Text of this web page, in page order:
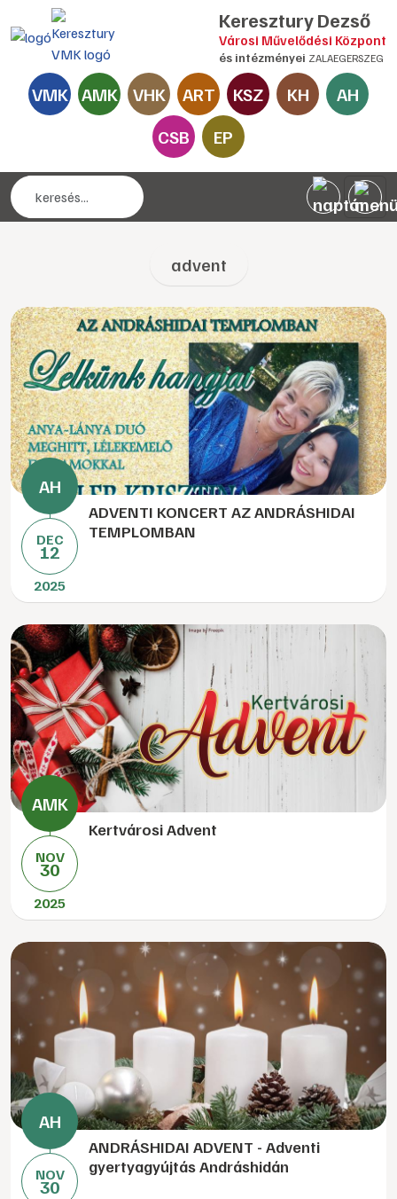
Keresztury Dezső
Városi Művelődési Központ
és intézményei ZALAEGERSZEG
VMK AMK VHK ART KSZ KH
AH
CSB
EP
advent
DEC
12
2025
ADVENTI KONCERT AZ ANDRÁSHIDAI
TEMPLOMBAN
NOV
30
2025
Kertvárosi Advent
NOV
30
ANDRÁSHIDAI ADVENT - Adventi
gyertyagyújtás Andráshidán